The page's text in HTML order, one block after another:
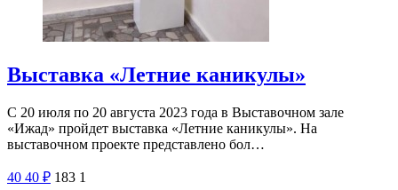
Выставка «Летние каникулы»
С 20 июля по 20 августа 2023 года в Выставочном зале
«Ижад» пройдет выставка «Летние каникулы». На
выставочном проекте представлено бол…
40 40 ₽ 183 1